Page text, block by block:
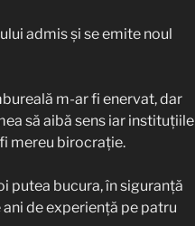
admis și se emite noul
m-ar fi enervat, dar
să aibă sens iar instituțiile
mereu birocrație.
putea bucura, în siguranță
de experiență pe patru